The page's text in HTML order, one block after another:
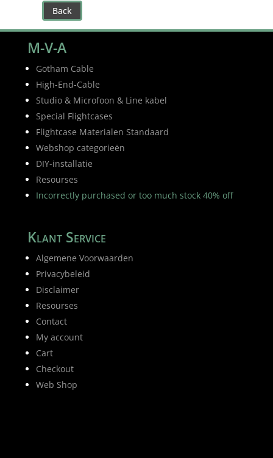
Back
M-V-A
Gotham Cable
High-End-Cable
Studio & Microfoon & Line kabel
Special Flightcases
Flightcase Materialen Standaard
Webshop categorieën
DIY-installatie
Resourses
Incorrectly purchased or too much stock 40% off
Klant Service
Algemene Voorwaarden
Privacybeleid
Disclaimer
Resourses
Contact
My account
Cart
Checkout
Web Shop